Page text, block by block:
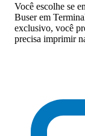
Você escolhe se
Buser em
exclusivo, você
precisa imprimir